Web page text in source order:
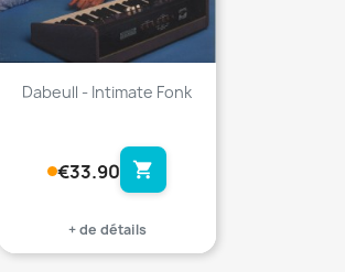
Dabeull - Intimate Fonk
€33.90 shopping_cart
+ de détails